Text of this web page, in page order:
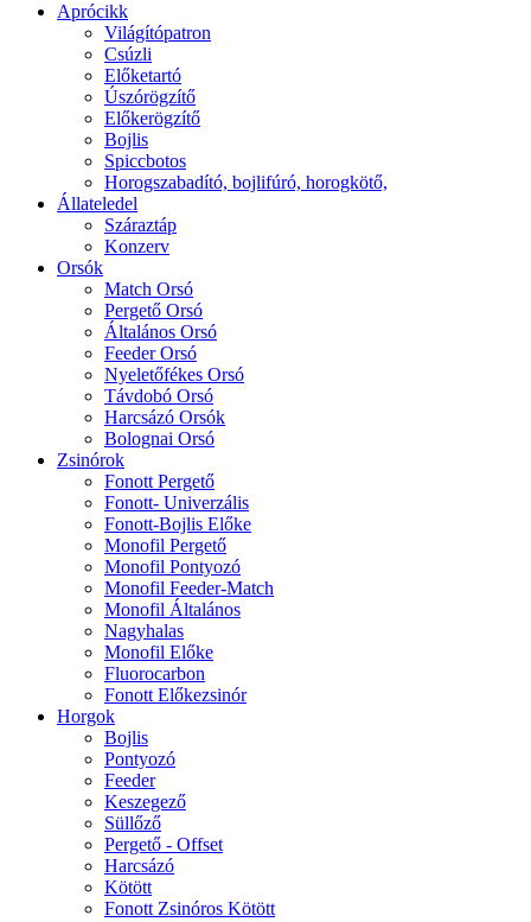
Aprócikk
Világítópatron
Csúzli
Előketartó
Úszórögzítő
Előkerögzítő
Bojlis
Spiccbotos
Horogszabadító, bojlifúró, horogkötő,
Állateledel
Száraztáp
Konzerv
Orsók
Match Orsó
Pergető Orsó
Általános Orsó
Feeder Orsó
Nyeletőfékes Orsó
Távdobó Orsó
Harcsázó Orsók
Bolognai Orsó
Zsinórok
Fonott Pergető
Fonott- Univerzális
Fonott-Bojlis Előke
Monofil Pergető
Monofil Pontyozó
Monofil Feeder-Match
Monofil Általános
Nagyhalas
Monofil Előke
Fluorocarbon
Fonott Előkezsinór
Horgok
Bojlis
Pontyozó
Feeder
Keszegező
Süllőző
Pergető - Offset
Harcsázó
Kötött
Fonott Zsinóros Kötött